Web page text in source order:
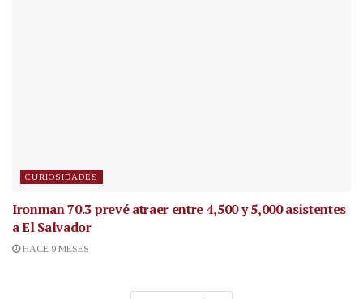
CURIOSIDADES
Ironman 70.3 prevé atraer entre 4,500 y 5,000 asistentes
a El Salvador
HACE 9 MESES